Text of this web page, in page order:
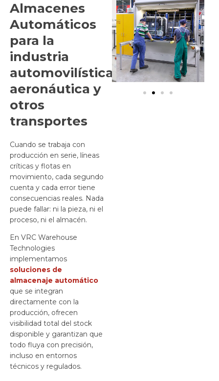
Almacenes
Automáticos
para la
industria
automovilística,
aeronáutica y
otros
transportes​
Cuando se trabaja con
producción en serie, líneas
críticas y flotas en
movimiento, cada segundo
cuenta y cada error tiene
consecuencias reales. Nada
puede fallar: ni la pieza, ni el
proceso, ni el almacén.
En VRC Warehouse
Technologies
implementamos
soluciones de
almacenaje automático
que se integran
directamente con la
producción, ofrecen
visibilidad total del stock
disponible y garantizan que
todo fluya con precisión,
incluso en entornos
técnicos y regulados.